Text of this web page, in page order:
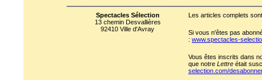
Spectacles Sélection
13 chemin Desvallières
92410 Ville d'Avray
Les articles complets
Si vous n'êtes pas
: www.spectacles-
Vous êtes inscrits dans
que notre Lettre était
selection.com/